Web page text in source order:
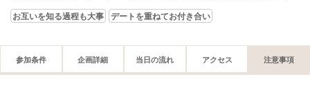
お互いを知る過程も大事 デートを重ねてお付き合い
参加条件 企画詳細 当日の流れ アクセス 注意事項